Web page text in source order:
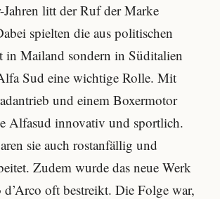
litt der Ruf der Marke
spielten die aus politischen
in Mailand sondern in Süditalien
Sud eine wichtige Rolle. Mit
und einem Boxermotor
Alfasud innovativ und sportlich.
sie auch rostanfällig und
Zudem wurde das neue Werk
oft bestreikt. Die Folge war,